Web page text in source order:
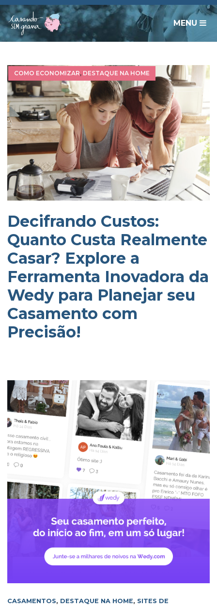
MENU
COMO ECONOMIZAR, DESTAQUE NA HOME
Decifrando Custos:
Quanto Custa Realmente
Casar? Explore a
Ferramenta Inovadora da
Wedy para Planejar seu
Casamento com
Precisão!
CASAMENTOS, DESTAQUE NA HOME, SITES DE